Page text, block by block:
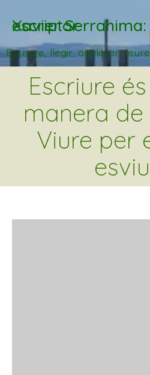
Xavier Serrahima: escriptor
Escriure, llegir, analitzar.
Escriure
manera de
Viure per